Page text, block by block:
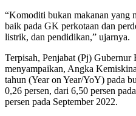
“Komoditi bukan makanan yang
baik pada GK perkotaan dan
listrik, dan pendidikan,” ujarnya.
Terpisah, Penjabat (Pj)
menyampaikan, Angka
tahun (Year on Year/YoY) pada
0,26 persen, dari 6,50 persen
persen pada September 2022.